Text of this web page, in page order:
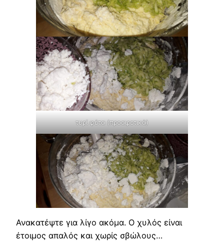
τυρί φέτα (προαιρετικά)
Ανακατέψτε για λίγο ακόμα. Ο χυλός είναι
έτοιμος απαλός και χωρίς σβώλους…